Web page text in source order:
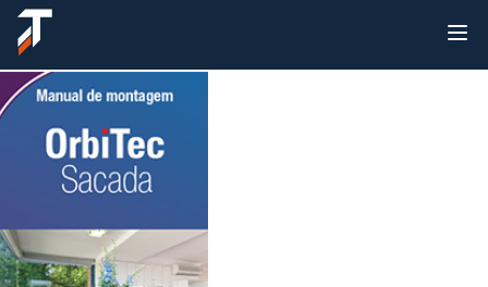
Sobre nós
Produtos
Suporte
Onde encontrar
Fale conosco